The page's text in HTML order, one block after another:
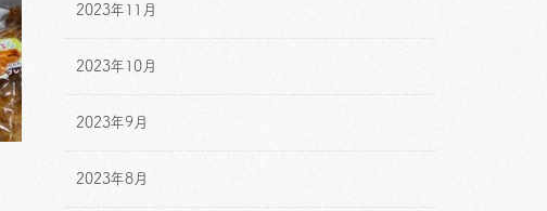
2023年11月
2023年10月
2023年9月
2023年8月